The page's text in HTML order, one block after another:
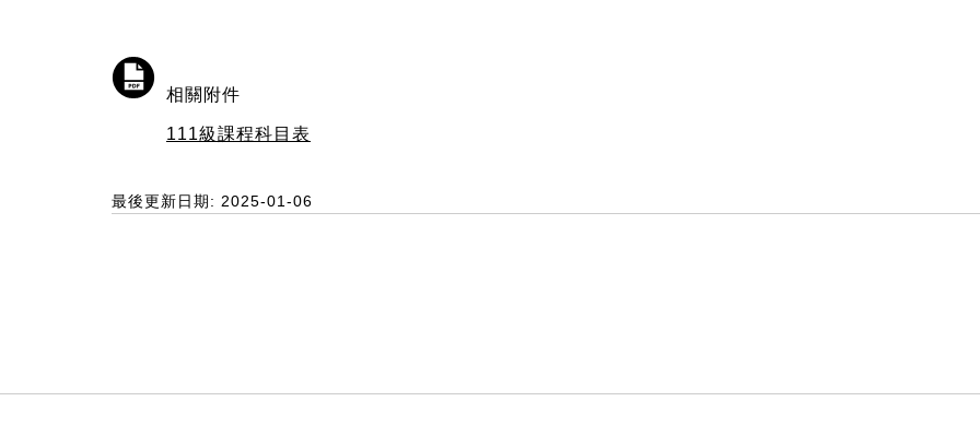
相關附件
111級課程科目表
最後更新日期: 2025-01-06